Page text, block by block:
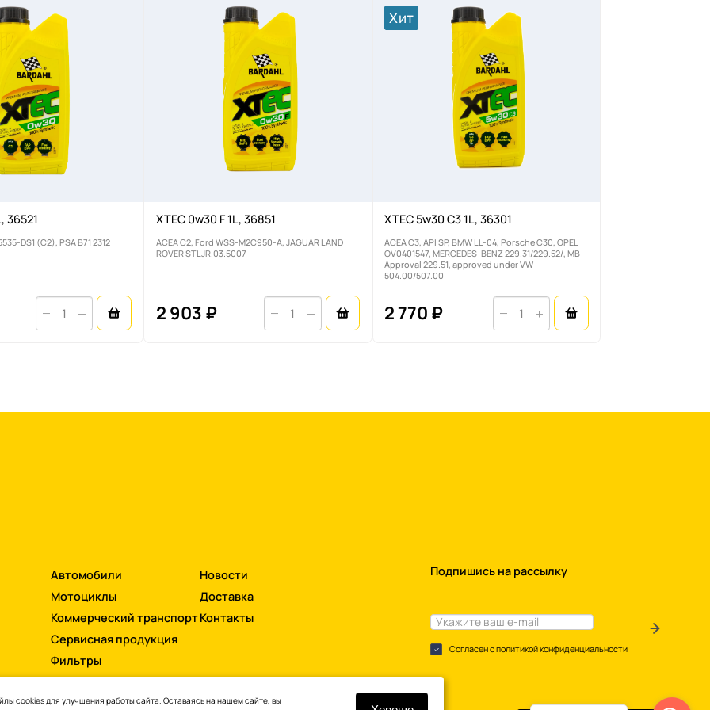
36521
DS1 (C2), PSA B71 2312
XTEC 0w30 F 1L, 36851
ACEA C2, Ford WSS-M2C950-A, JAGUAR LAND
ROVER STLJR.03.5007
2 903 ₽
Хит
XTEC 5w30 C3 1L, 36301
ACEA C3, API SP, BMW LL-04, Porsche C30, OPEL
OV0401547, MERCEDES-BENZ 229.31/229.52/, MB-
Approval 229.51, approved under VW
504.00/507.00
2 770 ₽
Автомобили
Мотоциклы
Коммерческий транспорт
Сервисная продукция
Фильтры
Новости
Доставка
Контакты
Подпишись на рассылку
Согласен с политикой конфиденциальности
cookies для улучшения работы сайта. Оставаясь на нашем сайте, вы